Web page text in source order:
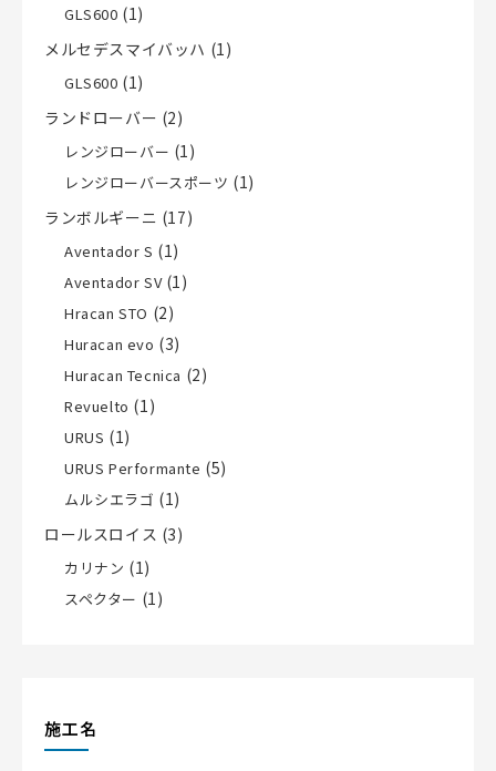
GLS600 (1)
メルセデスマイバッハ (1)
GLS600 (1)
ランドローバー (2)
レンジローバー (1)
レンジローバースポーツ (1)
ランボルギーニ (17)
Aventador S (1)
Aventador SV(1)
Hracan STO (2)
Huracan evo (3)
Huracan Tecnica (2)
Revuelto (1)
URUS (1)
URUS Performante (5)
ムルシエラゴ (1)
ロールスロイス (3)
カリナン (1)
スペクター (1)
施工名